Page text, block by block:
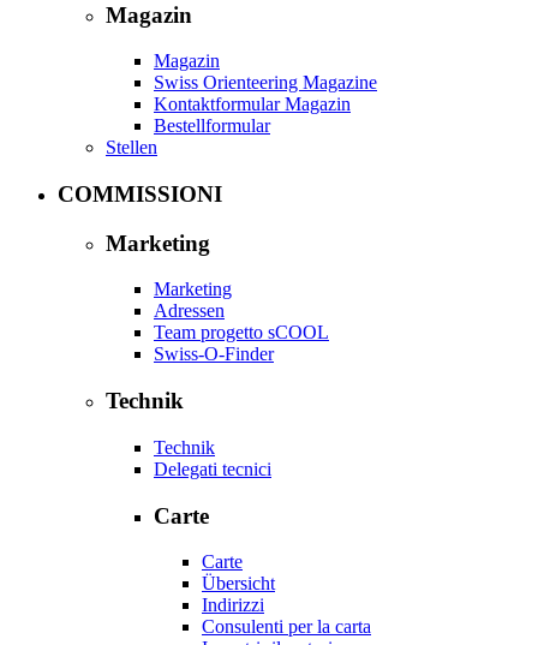
Magazin
Magazin
Swiss Orienteering Magazine
Kontaktformular Magazin
Bestellformular
Stellen
COMMISSIONI
Marketing
Marketing
Adressen
Team progetto sCOOL
Swiss-O-Finder
Technik
Technik
Delegati tecnici
Carte
Carte
Übersicht
Indirizzi
Consulenti per la carta